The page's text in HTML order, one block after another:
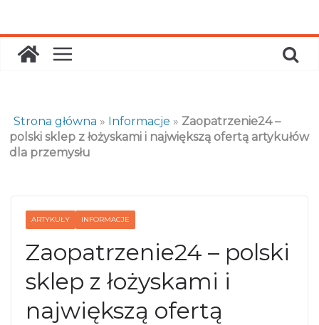
content
Strona główna » Informacje » Zaopatrzenie24 –
polski sklep z łożyskami i największą ofertą artykułów
dla przemysłu
ARTYKUŁY INFORMACJE
Zaopatrzenie24 – polski
sklep z łożyskami i
największą ofertą